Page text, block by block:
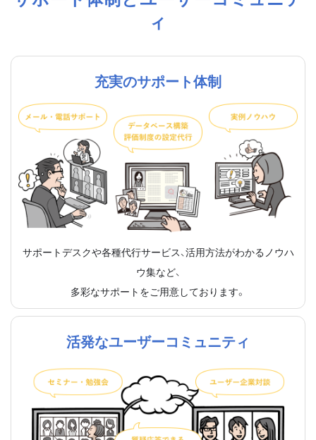
ィ
充実のサポート体制
サポートデスクや各種代行サービス、活用方法がわかるノウハ
ウ集など、
多彩なサポートをご用意しております。
活発なユーザーコミュニティ